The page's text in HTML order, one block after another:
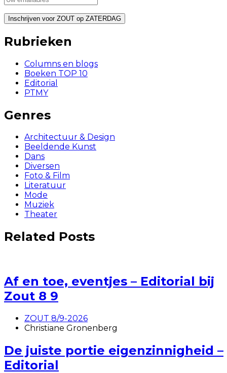
Rubrieken
Columns en blogs
Boeken TOP 10
Editorial
PTMY
Genres
Architectuur & Design
Beeldende Kunst
Dans
Diversen
Foto & Film
Literatuur
Mode
Muziek
Theater
Related Posts
Af en toe, eventjes – Editorial bij
Zout 8 9
ZOUT 8/9-2026
Christiane Gronenberg
De juiste portie eigenzinnigheid –
Editorial